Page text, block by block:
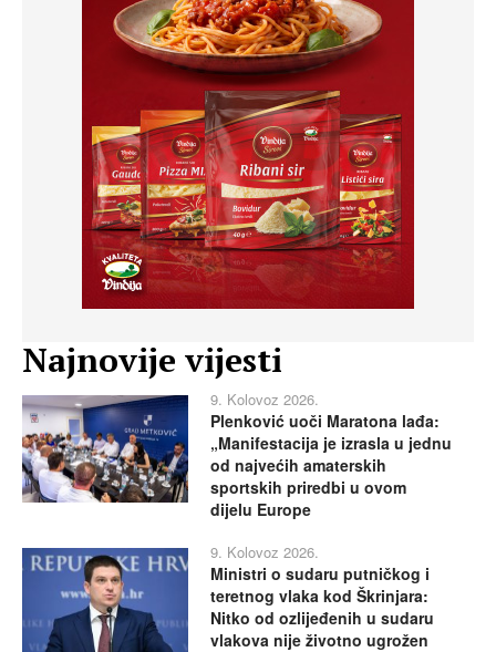
Najnovije vijesti
9. Kolovoz 2026.
Plenković uoči Maratona lađa:
„Manifestacija je izrasla u jednu
od najvećih amaterskih
sportskih priredbi u ovom
dijelu Europe
9. Kolovoz 2026.
Ministri o sudaru putničkog i
teretnog vlaka kod Škrinjara:
Nitko od ozlijeđenih u sudaru
vlakova nije životno ugrožen